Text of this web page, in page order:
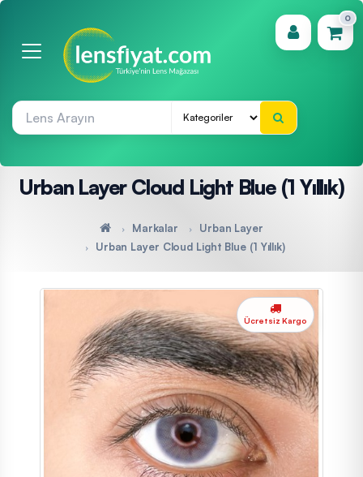
0
(0)
Urban Layer Cloud Light Blue (1 Yıllık)
Markalar
Urban Layer
Urban Layer Cloud Light Blue (1 Yıllık)
Ücretsiz Kargo